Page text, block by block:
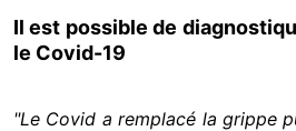
Il est possible de
le Covid-19
"Le Covid a remplacé la grippe